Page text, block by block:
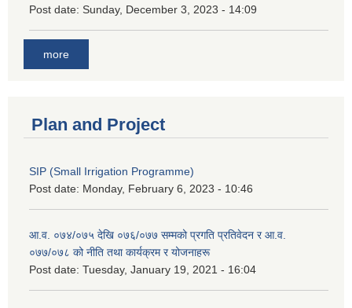
Post date: Sunday, December 3, 2023 - 14:09
more
Plan and Project
SIP (Small Irrigation Programme)
Post date: Monday, February 6, 2023 - 10:46
आ.व. ०७४/०७५ देखि ०७६/०७७ सम्मको प्रगति प्रतिवेदन र आ.व.
०७७/०७८ को नीति तथा कार्यक्रम र योजनाहरू
Post date: Tuesday, January 19, 2021 - 16:04